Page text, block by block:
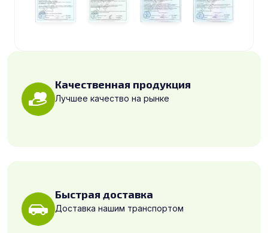
Качественная продукция
Лучшее качество на рынке
Быстрая доставка
Доставка нашим транспортом